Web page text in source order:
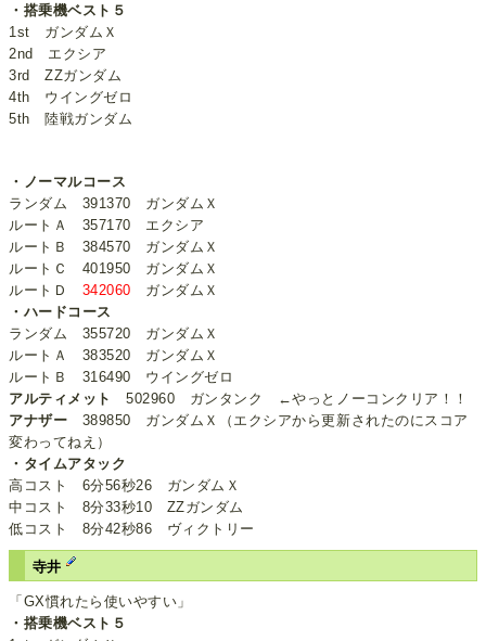
・搭乗機ベスト５
1st ガンダムＸ
2nd エクシア
3rd ΖΖガンダム
4th ウイングゼロ
5th 陸戦ガンダム
・ノーマルコース
ランダム 391370 ガンダムＸ
ルートＡ 357170 エクシア
ルートＢ 384570 ガンダムＸ
ルートＣ 401950 ガンダムＸ
ルートＤ 342060 ガンダムＸ
・ハードコース
ランダム 355720 ガンダムＸ
ルートＡ 383520 ガンダムＸ
ルートＢ 316490 ウイングゼロ
アルティメット
502960 ガンタンク ←やっとノーコンクリア！！
アナザー 389850 ガンダムＸ（エクシアから更新されたのにスコア
変わってねえ）
・タイムアタック
高コスト 6分56秒26 ガンダムＸ
中コスト 8分33秒10 ΖΖガンダム
低コスト 8分42秒86 ヴィクトリー
寺井
「GX慣れたら使いやすい」
・搭乗機ベスト５